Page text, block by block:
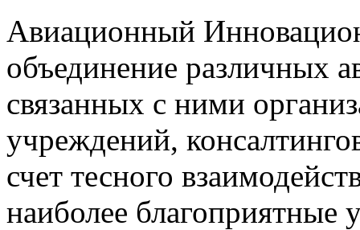
Авиационный
объединение различных
связанных с ними
учреждений,
счет тесного
наиболее благоприятные